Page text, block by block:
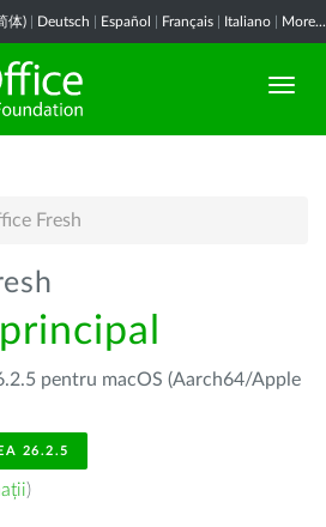
体) Deutsch Español Français Italiano More...
Fresh
pentru macOS (Aarch64/Apple
26.2.5
)